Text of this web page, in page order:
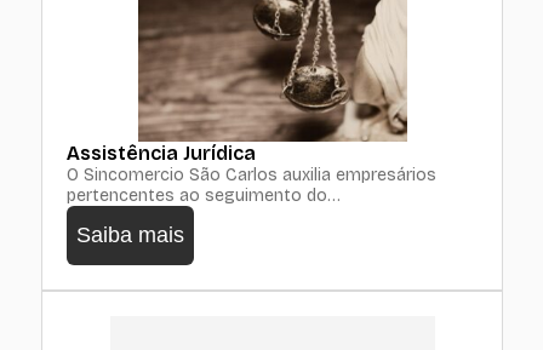
Assistência Jurídica
O Sincomercio São Carlos auxilia empresários
pertencentes ao seguimento do…
Saiba mais